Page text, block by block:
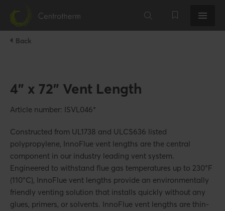
Back
4" x 72" Vent Length
Article number: ISVL046*
Constructed from UL1738 and ULCS636 listed
polypropylene, InnoFlue vent lengths are the central
component in our industry leading vent system.
Engineered to withstand flue gas temperatures up to 230°F
(110°C), InnoFlue vent lengths provide an environmentally
friendly venting solution that installs quickly without any
glues, primers, or solvents. InnoFlue vent lengths are thin-